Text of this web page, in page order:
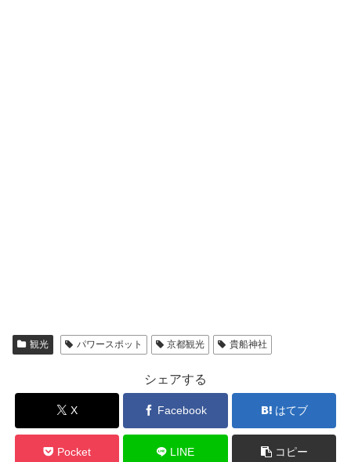
観光 パワースポット 京都観光 貴船神社
シェアする
X Facebook はてブ
Pocket LINE コピー